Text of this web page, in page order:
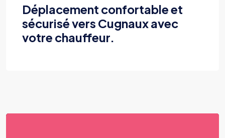
Déplacement confortable et
sécurisé vers Cugnaux avec
votre chauffeur.